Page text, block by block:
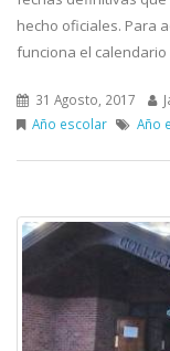
hecho oficiales. Para
funciona el calendario
31 Agosto, 2017
Año escolar
Año